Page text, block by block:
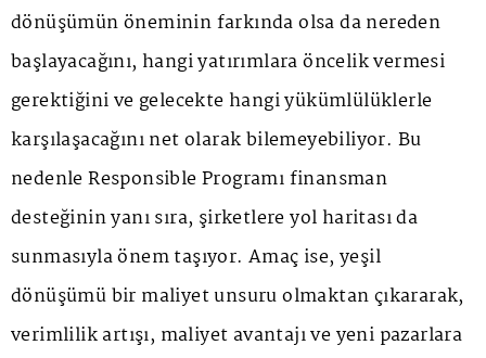
dönüşümün öneminin farkında olsa da nereden
başlayacağını, hangi yatırımlara öncelik vermesi
gerektiğini ve gelecekte hangi yükümlülüklerle
karşılaşacağını net olarak bilemeyebiliyor. Bu
nedenle Responsible Programı finansman
desteğinin yanı sıra, şirketlere yol haritası da
sunmasıyla önem taşıyor. Amaç ise, yeşil
dönüşümü bir maliyet unsuru olmaktan çıkararak,
verimlilik artışı, maliyet avantajı ve yeni pazarlara